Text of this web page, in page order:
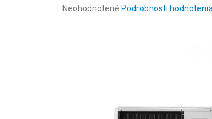
Priemerné
Neohodnotené Podrobnosti